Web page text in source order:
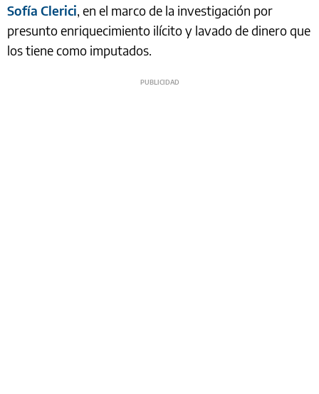
Sofía Clerici, en el marco de la investigación por
presunto enriquecimiento ilícito y lavado de dinero que
los tiene como imputados.